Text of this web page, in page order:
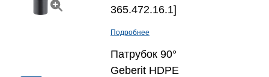
365.472.16.1]
Подробнее
Патрубок 90°
Geberit HDPE